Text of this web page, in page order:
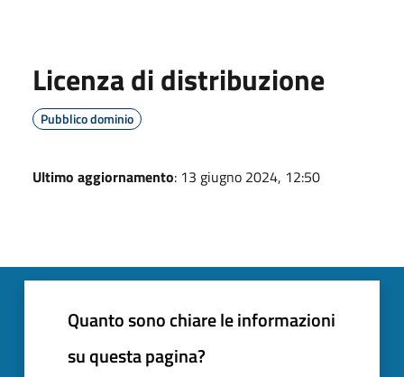
Licenza di distribuzione
Pubblico dominio
Ultimo aggiornamento: 13 giugno 2024, 12:50
Quanto sono chiare le informazioni
su questa pagina?